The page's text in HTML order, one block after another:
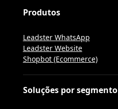
Produtos
Leadster WhatsApp
Leadster Website
Shopbot (Ecommerce)
Soluções por segmento